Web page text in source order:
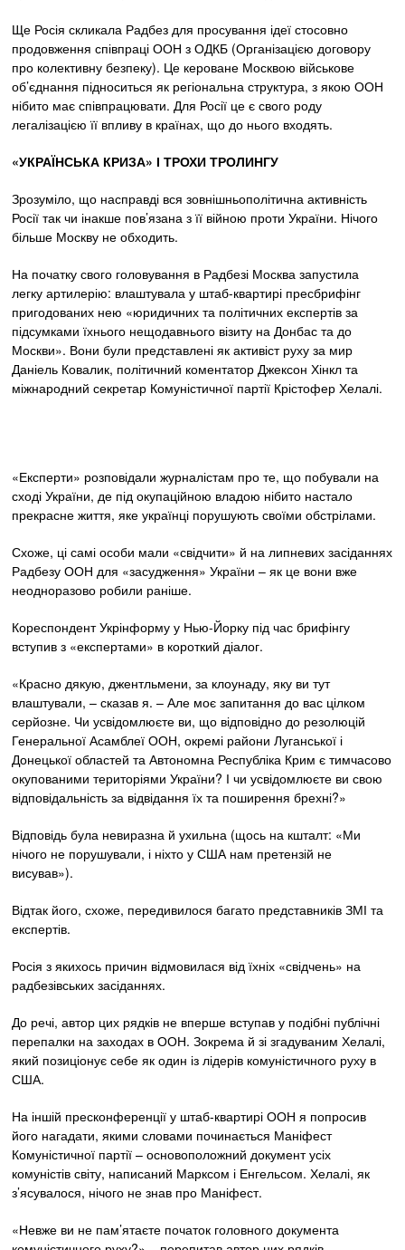
Ще Росія скликала Радбез для просування ідеї стосовно
продовження співпраці ООН з ОДКБ (Організацією договору
про колективну безпеку). Це кероване Москвою військове
об’єднання підноситься як регіональна структура, з якою ООН
нібито має співпрацювати. Для Росії це є свого роду
легалізацією її впливу в країнах, що до нього входять.
«УКРАЇНСЬКА КРИЗА» І ТРОХИ ТРОЛИНГУ
Зрозуміло, що насправді вся зовнішньополітична активність
Росії так чи інакше пов’язана з її війною проти України. Нічого
більше Москву не обходить.
На початку свого головування в Радбезі Москва запустила
легку артилерію: влаштувала у штаб-квартирі пресбрифінг
пригодованих нею «юридичних та політичних експертів за
підсумками їхнього нещодавнього візиту на Донбас та до
Москви». Вони були представлені як активіст руху за мир
Даніель Ковалик, політичний коментатор Джексон Хінкл та
міжнародний секретар Комуністичної партії Крістофер Хелалі.
«Експерти» розповідали журналістам про те, що побували на
сході України, де під окупаційною владою нібито настало
прекрасне життя, яке українці порушують своїми обстрілами.
Схоже, ці самі особи мали «свідчити» й на липневих засіданнях
Радбезу ООН для «засудження» України – як це вони вже
неодноразово робили раніше.
Кореспондент Укрінформу у Нью-Йорку під час брифінгу
вступив з «експертами» в короткий діалог.
«Красно дякую, джентльмени, за клоунаду, яку ви тут
влаштували, – сказав я. – Але моє запитання до вас цілком
серйозне. Чи усвідомлюєте ви, що відповідно до резолюцій
Генеральної Асамблеї ООН, окремі райони Луганської і
Донецької областей та Автономна Республіка Крим є тимчасово
окупованими територіями України? І чи усвідомлюєте ви свою
відповідальність за відвідання їх та поширення брехні?»
Відповідь була невиразна й ухильна (щось на кшталт: «Ми
нічого не порушували, і ніхто у США нам претензій не
висував»).
Відтак його, схоже, передивилося багато представників ЗМІ та
експертів.
Росія з якихось причин відмовилася від їхніх «свідчень» на
радбезівських засіданнях.
До речі, автор цих рядків не вперше вступав у подібні публічні
перепалки на заходах в ООН. Зокрема й зі згадуваним Хелалі,
який позиціонує себе як один із лідерів комуністичного руху в
США.
На іншій пресконференції у штаб-квартирі ООН я попросив
його нагадати, якими словами починається Маніфест
Комуністичної партії – основоположний документ усіх
комуністів світу, написаний Марксом і Енгельсом. Хелалі, як
з’ясувалося, нічого не знав про Маніфест.
«Невже ви не пам’ятаєте початок головного документа